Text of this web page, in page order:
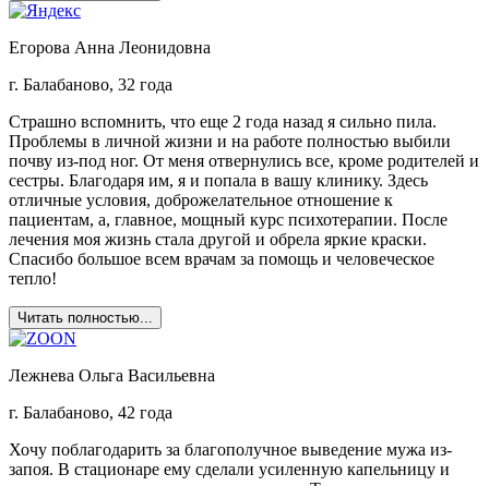
Егорова Анна Леонидовна
г. Балабаново, 32 года
Страшно вспомнить, что еще 2 года назад я сильно пила.
Проблемы в личной жизни и на работе полностью выбили
почву из-под ног. От меня отвернулись все, кроме родителей и
сестры. Благодаря им, я и попала в вашу клинику. Здесь
отличные условия, доброжелательное отношение к
пациентам, а, главное, мощный курс психотерапии. После
лечения моя жизнь стала другой и обрела яркие краски.
Спасибо большое всем врачам за помощь и человеческое
тепло!
Читать полностью...
Лежнева Ольга Васильевна
г. Балабаново, 42 года
Хочу поблагодарить за благополучное выведение мужа из-
запоя. В стационаре ему сделали усиленную капельницу и